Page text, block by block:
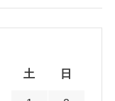
土 日